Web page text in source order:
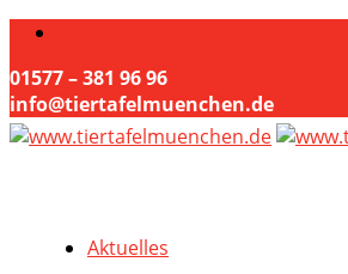
01577 – 381 96 96
info@tiertafelmuenchen.de
Aktuelles